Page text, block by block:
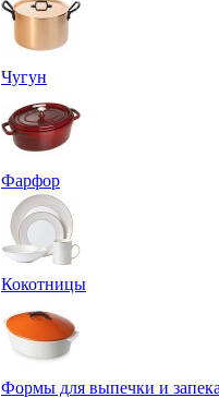
Чугун
Фарфор
Кокотницы
Формы для выпечки и